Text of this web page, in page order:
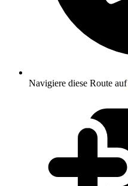
Navigiere diese Route auf